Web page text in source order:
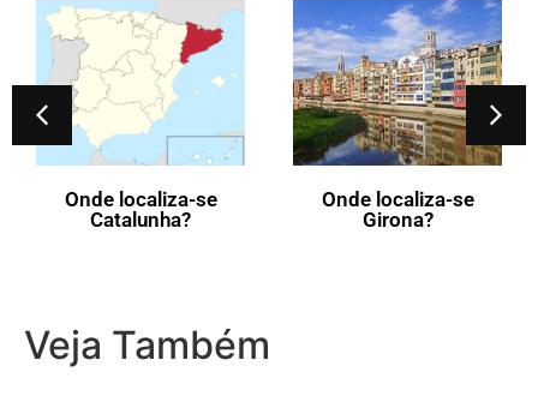
Onde localiza-se
Catalunha?
Onde localiza-se
Girona?
Veja Também